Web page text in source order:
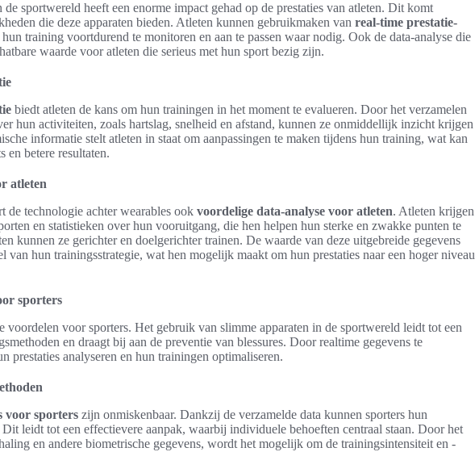
sportwereld heeft een enorme impact gehad op de prestaties van atleten. Dit komt
die deze apparaten bieden. Atleten kunnen gebruikmaken van real-time prestatie-
training voortdurend te monitoren en aan te passen waar nodig. Ook de data-analyse die
waarde voor atleten die serieus met hun sport bezig zijn.
biedt atleten de kans om hun trainingen in het moment te evalueren. Door het verzamelen
hun activiteiten, zoals hartslag, snelheid en afstand, kunnen ze onmiddellijk inzicht krijgen
informatie stelt atleten in staat om aanpassingen te maken tijdens hun training, wat kan
en betere resultaten.
atleten
de technologie achter wearables ook voordelige data-analyse voor atleten. Atleten krijgen
en statistieken over hun vooruitgang, die hen helpen hun sterke en zwakke punten te
kunnen ze gerichter en doelgerichter trainen. De waarde van deze uitgebreide gegevens
van hun trainingsstrategie, wat hen mogelijk maakt om hun prestaties naar een hoger niveau
sporters
voordelen voor sporters. Het gebruik van slimme apparaten in de sportwereld leidt tot een
en draagt bij aan de preventie van blessures. Door realtime gegevens te
prestaties analyseren en hun trainingen optimaliseren.
voor sporters zijn onmiskenbaar. Dankzij de verzamelde data kunnen sporters hun
leidt tot een effectievere aanpak, waarbij individuele behoeften centraal staan. Door het
en andere biometrische gegevens, wordt het mogelijk om de trainingsintensiteit en -